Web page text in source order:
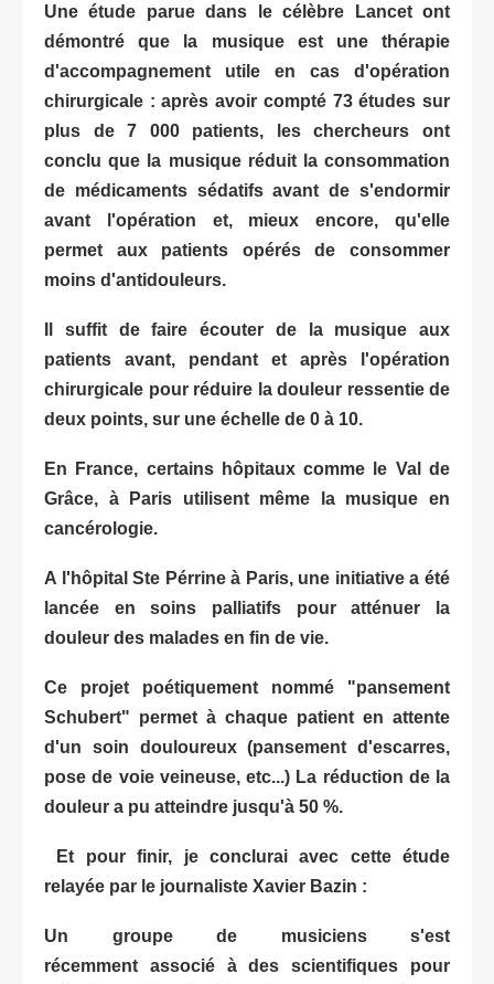
Une étude parue dans lecélèbre Lancet ont
démontré que la musique est une thérapie
d'accompagnement utile en cas d'opération
chirurgicale : après avoir compté 73 études sur
plus de 7 000 patients, les chercheurs ont
conclu que la musique réduit la consommation
de médicaments sédatifs avant de s'endormir
avant l'opération et, mieux encore, qu'elle
permet aux patients opérés de consommer
moins d'antidouleurs.
Il suffit de faire écouter de la musique aux
patients avant, pendant et après l'opération
chirurgicale pour réduire la douleur ressentie de
deux points, sur une échelle de 0 à 10.
En France, certains hôpitauxcomme le Val de
Grâce, à Paris utilisent même la musique en
cancérologie.
A l' hôpital Ste Pérrine à Paris, une initiative a été
lancée en soins palliatifs pour atténuer la
douleur des malades en fin de vie.
Ce projet poétiquement nommé "pansement
Schubert" permet à chaque patient en attente
d'un soin douloureux (pansement d'escarres,
pose de voie veineuse, etc...) La réduction de la
douleur a pu atteindre jusqu'à 50 %.
Et pour finir, je conclurai avec cette étude
relayée par le journaliste Xavier Bazin :
Un groupe de musicienss'est
récemment associé à des scientifiques pour